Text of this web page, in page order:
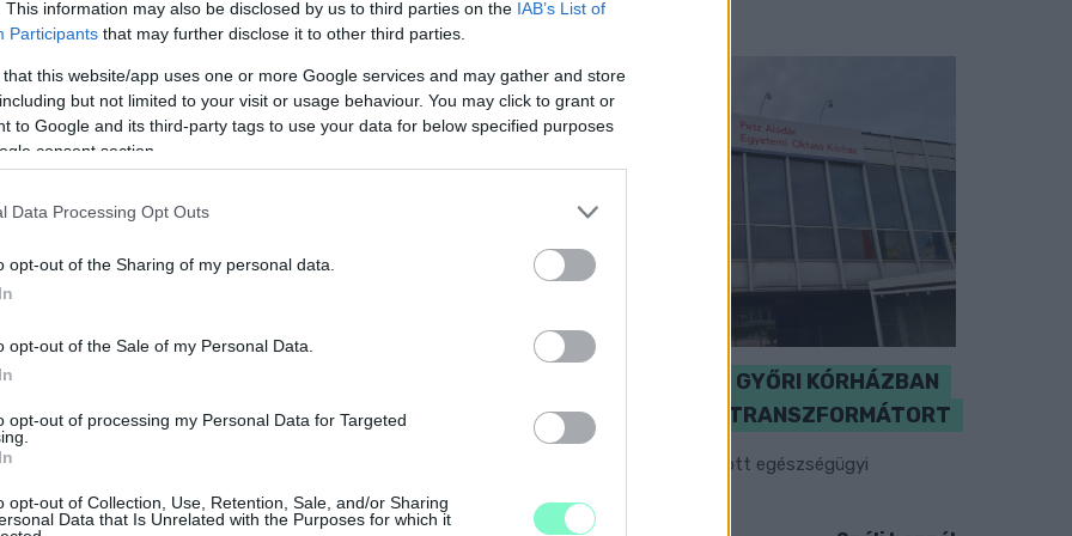
This information may also be disclosed by us to third parties on the IAB’s List of
Participants that may further disclose it to other third parties.
that this website/app uses one or more Google services and may gather and store
but not limited to your visit or usage behaviour. You may click to grant or
to Google and its third-party tags to use your data for below specified purposes
consent section.
Data Processing Opt Outs
opt-out of the Sharing of my personal data.
opt-out of the Sale of my Personal Data.
opt-out of processing my Personal Data for Targeted
opt-out of Collection, Use, Retention, Sale, and/or Sharing
Data that Is Unrelated with the Purposes for which it
kérek.”
hogy a tőlük független szerkesztőségek
még a hatalmat ellenőrző hang, akkor
Nemzeti Újságírók Demokratikus
00000113-44920004.
KICSERÉLTÉK A GYŐRI KÓRHÁZBAN
MEGHIBÁSODOTT TRANSZFORMÁTORT
Megkezdték az elhalasztott egészségügyi